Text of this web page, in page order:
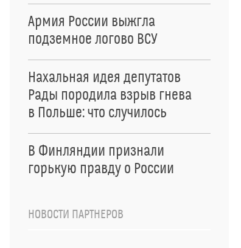
Армия России выжгла
подземное логово ВСУ
Нахальная идея депутатов
Рады породила взрыв гнева
в Польше: что случилось
В Финляндии признали
горькую правду о России
НОВОСТИ ПАРТНЕРОВ